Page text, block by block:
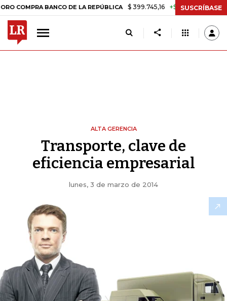
BANCO DE LA REPÚBLICA $ 399.745,16 +$ 2.295,71 +0,58%
SUSCRÍBASE
ALTA GERENCIA
Transporte, clave de
eficiencia empresarial
lunes, 3 de marzo de 2014